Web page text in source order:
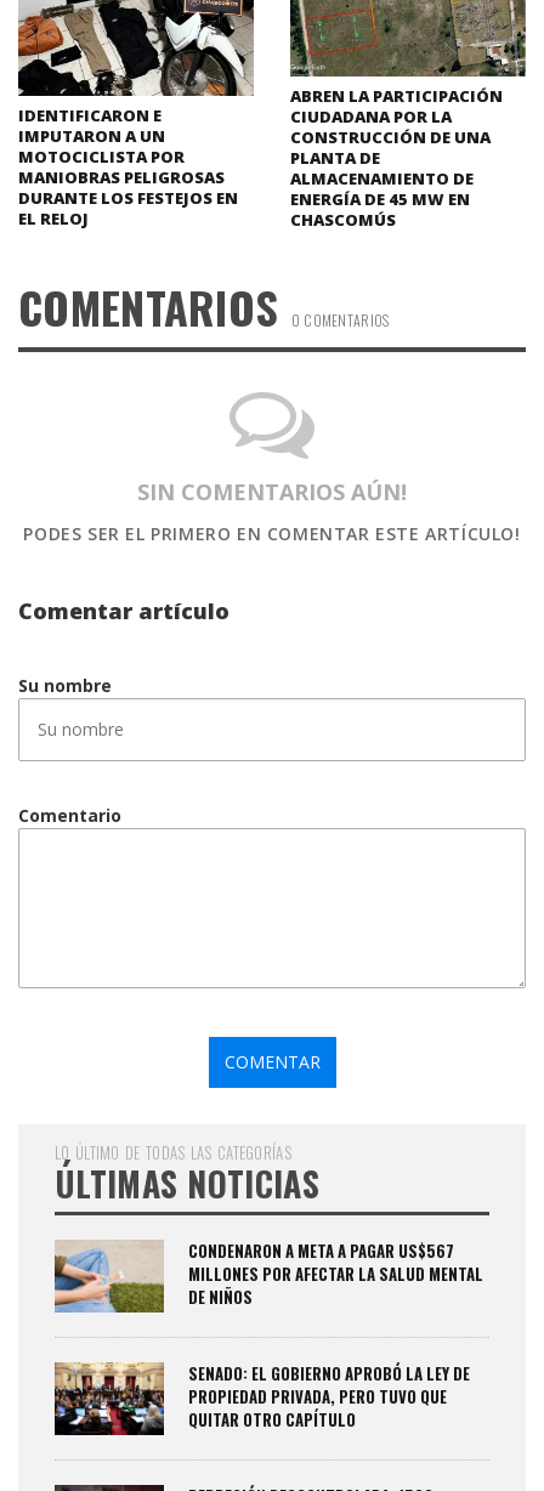
IDENTIFICARON E
IMPUTARON A UN
MOTOCICLISTA POR
MANIOBRAS PELIGROSAS
DURANTE LOS FESTEJOS EN
EL RELOJ
ABREN LA PARTICIPACIÓN
CIUDADANA POR LA
CONSTRUCCIÓN DE UNA
PLANTA DE
ALMACENAMIENTO DE
ENERGÍA DE 45 MW EN
CHASCOMÚS
COMENTARIOS 0 COMENTARIOS
SIN COMENTARIOS AÚN!
PODES SER EL PRIMERO EN COMENTAR ESTE ARTÍCULO!
Comentar artículo
Su nombre
Comentario
LO ÚLTIMO DE TODAS LAS CATEGORÍAS
ÚLTIMAS NOTICIAS
CONDENARON A META A PAGAR US$567
MILLONES POR AFECTAR LA SALUD MENTAL
DE NIÑOS
SENADO: EL GOBIERNO APROBÓ LA LEY DE
PROPIEDAD PRIVADA, PERO TUVO QUE
QUITAR OTRO CAPÍTULO